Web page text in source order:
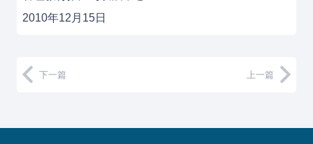
2010年12月15日
下一篇 上一篇